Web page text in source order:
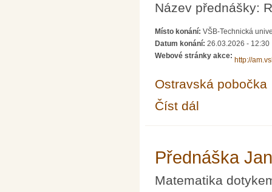
Název přednášky:
Místo konání: VŠB-Technická
Datum konání: 26.03.2026 - 12:30
Webové stránky akce:
http://
Ostravská pobočka
Číst dál
Přednáška
Matematika